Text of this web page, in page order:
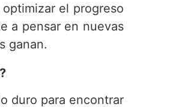
el progreso
a pensar en nuevas
ganan.
duro para encontrar